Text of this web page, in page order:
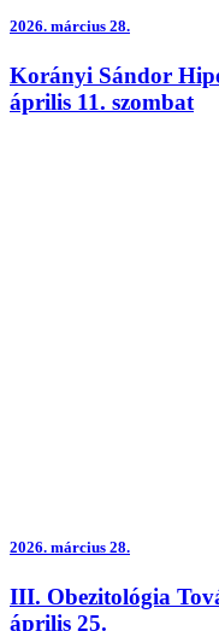
2026. március 28.
Korányi Sándor
április 11. szombat
2026. március 28.
III. Obezitológia
április 25.